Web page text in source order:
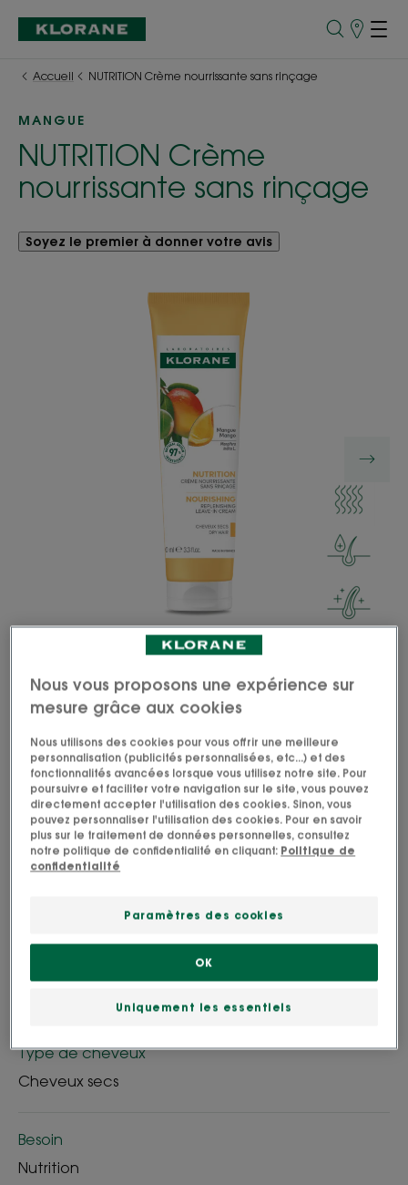
Points
Accueil
NUTRITION Crème nourrissante sans rinçage
MANGUE
NUTRITION Crème
nourrissante sans rinçage
Soyez le premier à donner votre avis
Geste de nutrition au quotidien, la Crème
nourrissante sans rinçage à la Mangue médicinale,
protège et sublime les longueurs des cheveux secs.
Geste soin et astuce retouche, elle apporte éclat
et douceur.
Nourrissant, protecteur, illuminant
Type de cheveux
Cheveux secs
Besoin
Nutrition
Nous vous proposons une expérience sur
mesure grâce aux cookies
Nous utilisons des cookies pour vous offrir une meilleure
personnalisation (publicités personnalisées, etc...) et des
fonctionnalités avancées lorsque vous utilisez notre site. Pour
poursuivre et faciliter votre navigation sur le site, vous pouvez
directement accepter l'utilisation des cookies. Sinon, vous
pouvez personnaliser l'utilisation des cookies. Pour en savoir
plus sur le traitement de données personnelles, consultez
notre politique de confidentialité en cliquant: Politique de
confidentialité
Paramètres des cookies
Uniquement les essentiels
OK